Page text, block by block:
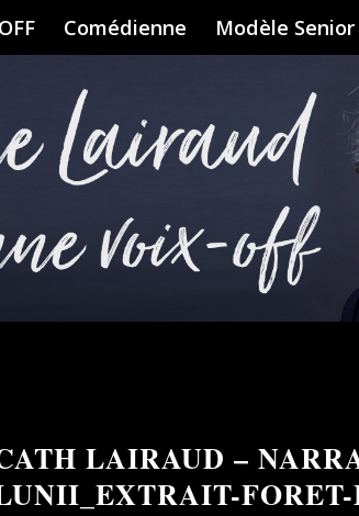
Comédienne Modèle Senior
LAIRAUD –